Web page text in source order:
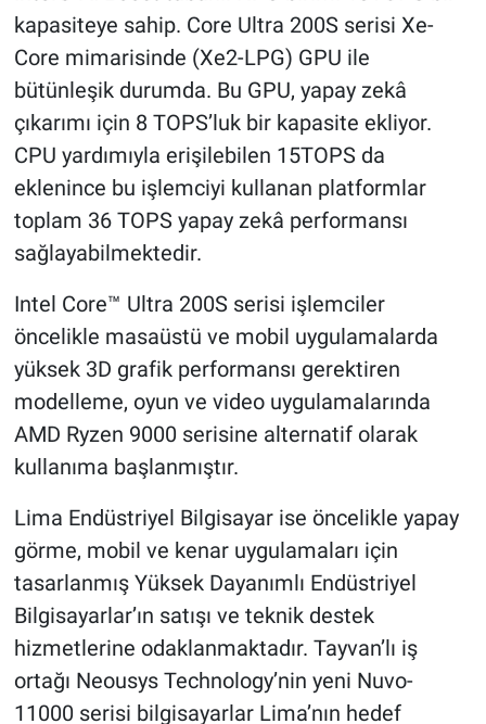
kapasiteye sahip. Core Ultra 200S serisi Xe-
Core mimarisinde (Xe2-LPG) GPU ile
bütünleşik durumda. Bu GPU, yapay zekâ
çıkarımı için 8 TOPS’luk bir kapasite ekliyor.
CPU yardımıyla erişilebilen 15TOPS da
eklenince bu işlemciyi kullanan platformlar
toplam 36 TOPS yapay zekâ performansı
sağlayabilmektedir.
Intel Core™ Ultra 200S serisi işlemciler
öncelikle masaüstü ve mobil uygulamalarda
yüksek 3D grafik performansı gerektiren
modelleme, oyun ve video uygulamalarında
AMD Ryzen 9000 serisine alternatif olarak
kullanıma başlanmıştır.
Lima Endüstriyel Bilgisayar ise öncelikle yapay
görme, mobil ve kenar uygulamaları için
tasarlanmış Yüksek Dayanımlı Endüstriyel
Bilgisayarlar’ın satışı ve teknik destek
hizmetlerine odaklanmaktadır. Tayvan’lı iş
ortağı Neousys Technology’nin yeni Nuvo-
11000 serisi bilgisayarlar Lima’nın hedef